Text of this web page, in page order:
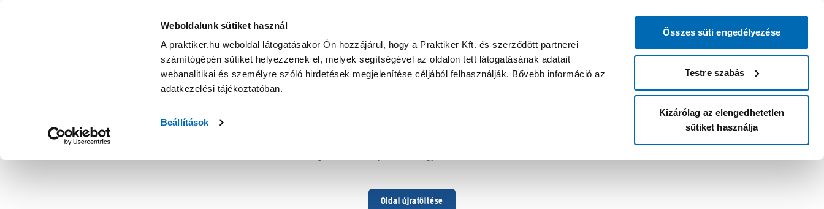
Weboldalunk sütiket használ
A praktiker.hu weboldal látogatásakor Ön hozzájárul, hogy a Praktiker Kft. és szerződött partnerei
számítógépén sütiket helyezzenek el, melyek segítségével az oldalon tett látogatásának adatait
webanalitikai és személyre szóló hirdetések megjelenítése céljából felhasználják. Bővebb információ az
adatkezelési tájékoztatóban.
Beállítások
Összes süti engedélyezése
Testre szabás
Kizárólag az elengedhetetlen
sütiket használja
Oldal újratöltése